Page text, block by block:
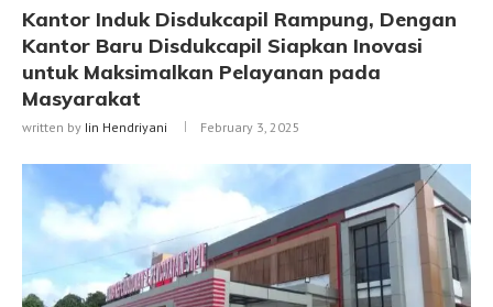
Kantor Induk Disdukcapil Rampung, Dengan
Kantor Baru Disdukcapil Siapkan Inovasi
untuk Maksimalkan Pelayanan pada
Masyarakat
written by Iin Hendriyani February 3, 2025